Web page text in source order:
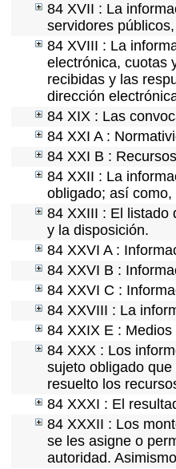
84 XVII : La
servidores
84 XVIII : La
electrónica, cuotas
recibidas y las
dirección
84 XIX : Las
84 XXI A :
84 XXI B :
84 XXII : La
obligado; así
84 XXIII : El listado
y la disposición.
84 XXVI A :
84 XXVI B :
84 XXVI C :
84 XXVIII : La
84 XXIX E :
84 XXX : Los
sujeto obligado
resuelto los
84 XXXI : El
84 XXXII : Los
se les asigne o
autoridad.